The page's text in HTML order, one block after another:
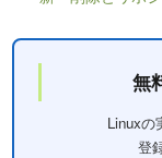
無
Linuxの
登